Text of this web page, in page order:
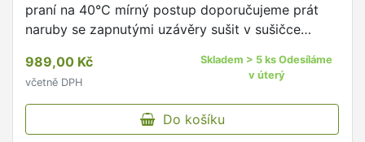
praní na 40°C mírný postup doporučujeme prát
naruby se zapnutými uzávěry sušit v sušičce
dojít k vyblednutí …
989,00 Kč
včetně DPH
Skladem > 5 ks Odesíláme
v úterý
Do košíku